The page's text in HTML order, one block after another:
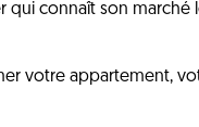
qui connaît son marché
votre appartement,